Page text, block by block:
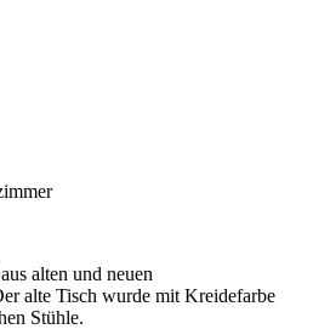
alten und neuen
alte Tisch wurde mit Kreidefarbe
Stühle.